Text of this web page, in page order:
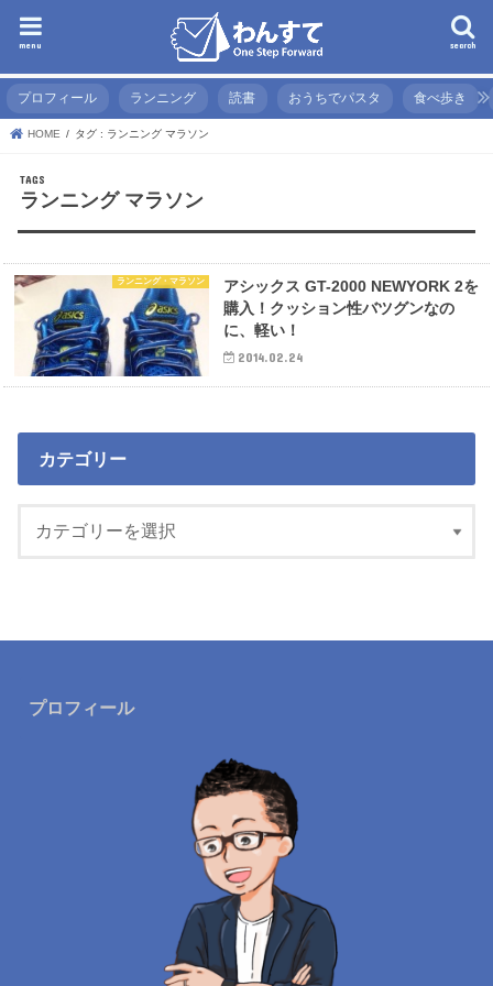
search
menu
プロフィール ランニング 読書 おうちでパスタ 食べ歩き
HOME タグ : ランニング マラソン
ランニング マラソン
ランニング・マラソン
アシックス GT-2000 NEWYORK 2を
購入！クッション性バツグンなの
に、軽い！
2014.02.24
カテゴリー
プロフィール